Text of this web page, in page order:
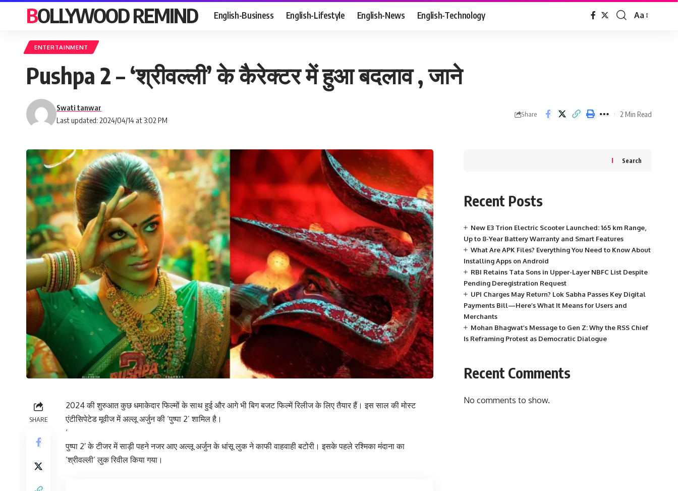
BOLLYWOOD REMIND English-Business English-Lifestyle English-News English-Technology
Font
Aa
ENTERTAINMENT
Pushpa 2 – ‘श्रीवल्ली’ के कैरेक्टर में हुआ बदलाव , जाने
Last updated: 2024/04/14 at 3:02 PM
Swati tanwar
Share 2 Min Read
SHARE
2024 की शुरुआत कुछ धमाकेदार फिल्मों के साथ हुई और आगे भी बिग बजट फिल्में रिलीज के लिए तैयार हैं। इस साल की मोस्ट
एंटीसिपेटेड मूवीज में अल्लू अर्जुन की ‘पुष्पा 2’ शामिल है।
‘
पुष्पा 2′ के टीजर में साड़ी पहने नजर आए अल्लू अर्जुन के धांसू लुक ने काफी वाहवाही बटोरी। इसके पहले रश्मिका मंदाना का
‘श्रीवल्ली’ लुक रिवील किया गया।
Search
Recent Posts
New E3 Trion Electric Scooter Launched: 165 km Range,
Up to 8-Year Battery Warranty and Smart Features
What Are APK Files? Everything You Need to Know About
Installing Apps on Android
RBI Retains Tata Sons in Upper-Layer NBFC List Despite
Pending Deregistration Request
UPI Charges May Return? Lok Sabha Passes Key Digital
Payments Bill—Here’s What It Means for Users and
Merchants
Mohan Bhagwat’s Message to Gen Z: Why the RSS Chief
Is Reframing Protest as Democratic Dialogue
Recent Comments
No comments to show.